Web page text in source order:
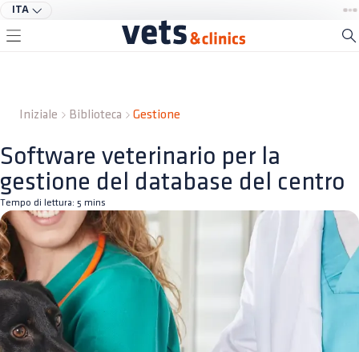
ITA
Iniziale Biblioteca Gestione
Software veterinario per la
gestione del database del centro
Tempo di lettura: 5 mins